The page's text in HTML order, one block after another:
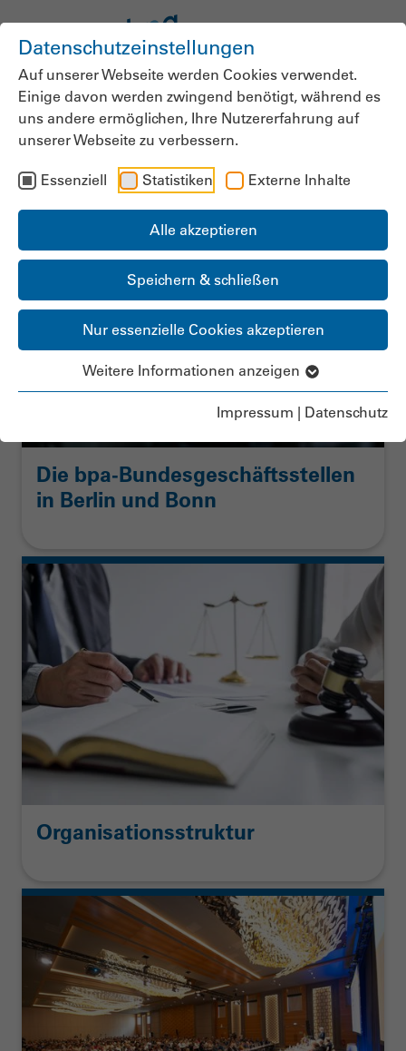
Datenschutzeinstellungen
Auf unserer Webseite werden Cookies verwendet.
Einige davon werden zwingend benötigt, während es
uns andere ermöglichen, Ihre Nutzererfahrung auf
unserer Webseite zu verbessern.
Essenziell Statistiken Externe Inhalte
Alle akzeptieren
Speichern & schließen
Nur essenzielle Cookies akzeptieren
Weitere Informationen anzeigen
Impressum | Datenschutz
Gremien & Team
Die bpa-Bundesgeschäftsstellen
in Berlin und Bonn
Organisationsstruktur